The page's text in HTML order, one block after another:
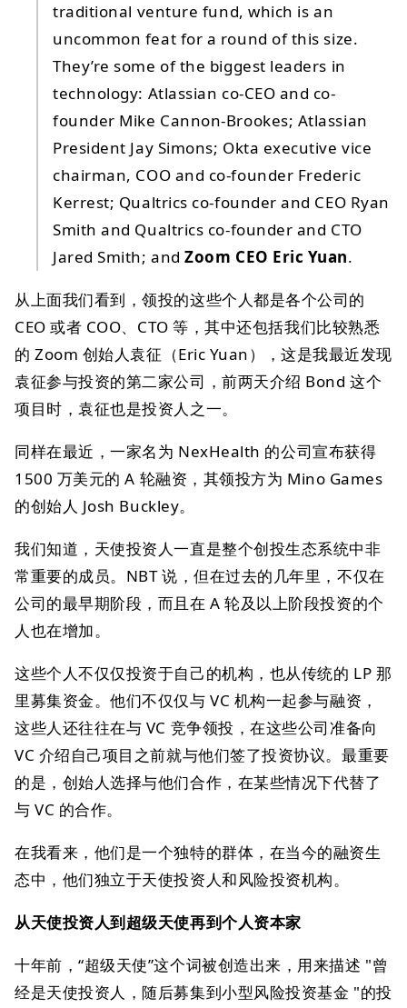
traditional venture fund, which is an
uncommon feat for a round of this size.
They’re some of the biggest leaders in
technology: Atlassian co-CEO and co-
founder Mike Cannon-Brookes; Atlassian
President Jay Simons; Okta executive vice
chairman, COO and co-founder Frederic
Kerrest; Qualtrics co-founder and CEO Ryan
Smith and Qualtrics co-founder and CTO
Jared Smith; andZoom CEO Eric Yuan.
从上面我们看到，领投的这些个人都是各个公司的
CEO 或者 COO、CTO 等，其中还包括我们比较熟悉
的 Zoom 创始人袁征（Eric Yuan），这是我最近发现
袁征参与投资的第二家公司，前两天介绍 Bond 这个
项目时，袁征也是投资人之一。
同样在最近，一家名为 NexHealth 的公司宣布获得
1500 万美元的 A 轮融资，其领投方为 Mino Games
的创始人 Josh Buckley。
我们知道，天使投资人一直是整个创投生态系统中非
常重要的成员。NBT 说，但在过去的几年里，不仅在
公司的最早期阶段，而且在 A 轮及以上阶段投资的个
人也在增加。
这些个人不仅仅投资于自己的机构，也从传统的 LP 那
里募集资金。他们不仅仅与 VC 机构一起参与融资，
这些人还往往在与 VC 竞争领投，在这些公司准备向
VC 介绍自己项目之前就与他们签了投资协议。最重要
的是，创始人选择与他们合作，在某些情况下代替了
与 VC 的合作。
在我看来，他们是一个独特的群体，在当今的融资生
态中，他们独立于天使投资人和风险投资机构。
从天使投资人到超级天使再到个人资本家
十年前，“超级天使”这个词被创造出来，用来描述 "曾
经是天使投资人，随后募集到小型风险投资基金 "的投